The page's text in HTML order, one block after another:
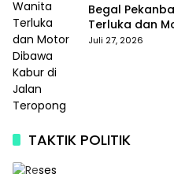
Begal
Terluka dan
Teropong
Juli 27, 2026
TAKTIK POLITIK